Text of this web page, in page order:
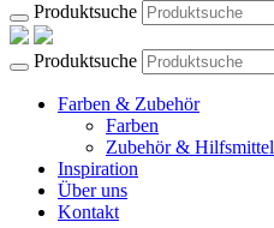
Produktsuche
Produktsuche
Farben & Zubehör
Farben
Zubehör & Hilfsmittel
Inspiration
Über uns
Kontakt